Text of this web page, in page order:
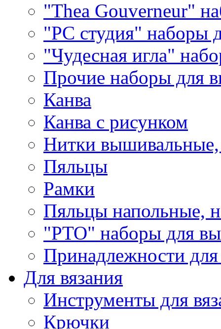
"Thea Gouverneur"
"РС студия" наборы
"Чудесная игла"
Прочие наборы для
Канва
Канва с рисунком
Нитки
Пяльцы
Рамки
Пяльцы напольные,
"РТО" наборы для
Принадлежности
Для вязания
Инструменты для
Крючки